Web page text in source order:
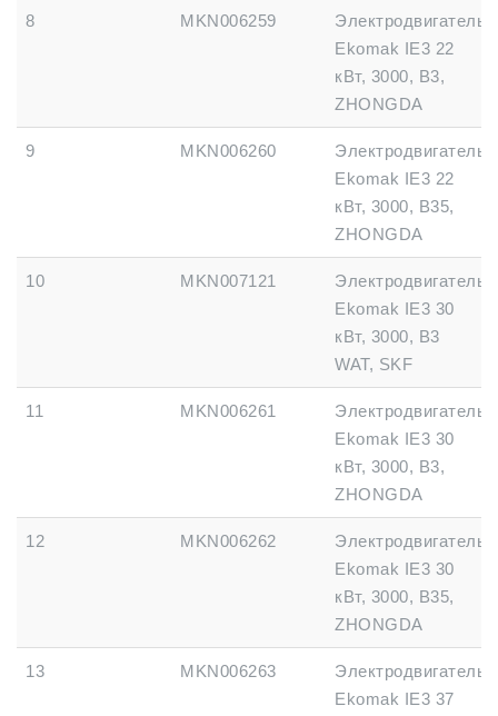
8 MKN006259
Электродвигатель
Ekomak IE3 22
кВт, 3000, B3,
ZHONGDA
9 MKN006260
Электродвигатель
Ekomak IE3 22
кВт, 3000, B35,
ZHONGDA
10 MKN007121
Электродвигатель
Ekomak IE3 30
кВт, 3000, B3
WAT, SKF
11 MKN006261
Электродвигатель
Ekomak IE3 30
кВт, 3000, B3,
ZHONGDA
12 MKN006262
Электродвигатель
Ekomak IE3 30
кВт, 3000, B35,
ZHONGDA
13 MKN006263
Электродвигатель
Ekomak IE3 37